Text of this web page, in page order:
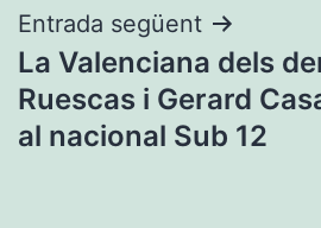
Entrada següent
La Valenciana dels
Ruescas i Gerard
al nacional Sub 12